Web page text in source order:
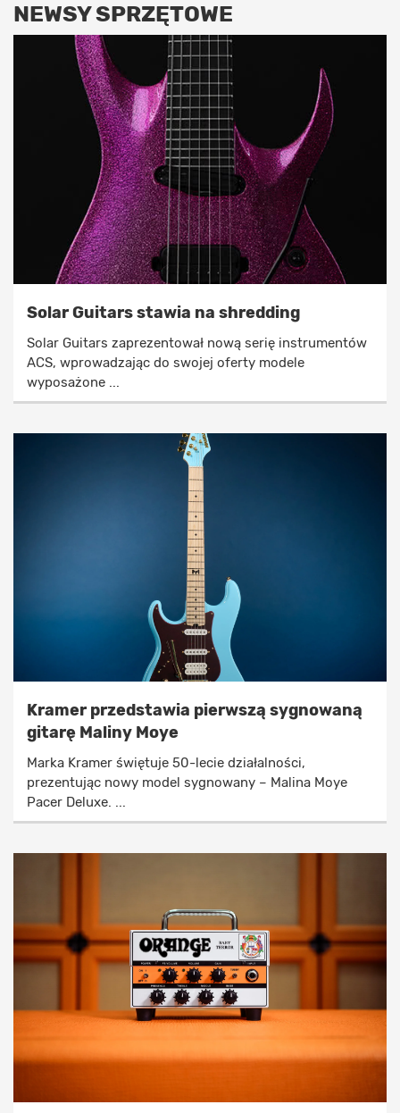
NEWSY SPRZĘTOWE
Solar Guitars stawia na shredding
Solar Guitars zaprezentował nową serię instrumentów
ACS, wprowadzając do swojej oferty modele
wyposażone ...
Kramer przedstawia pierwszą sygnowaną
gitarę Maliny Moye
Marka Kramer świętuje 50-lecie działalności,
prezentując nowy model sygnowany – Malina Moye
Pacer Deluxe. ...